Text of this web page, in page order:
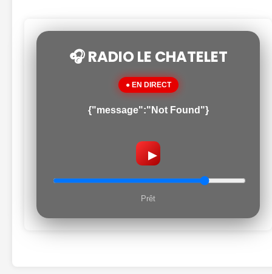
🎧 RADIO LE CHATELET
● EN DIRECT
{"message":"Not Found"}
▶
Prêt